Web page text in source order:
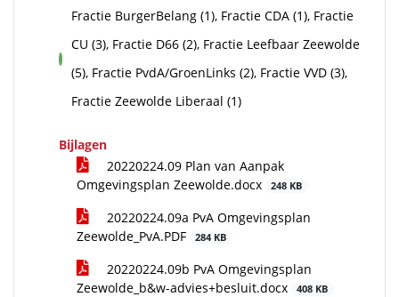
voor
Fractie BurgerBelang (1), Fractie CDA (1), Fractie
CU (3), Fractie D66 (2), Fractie Leefbaar Zeewolde
(5), Fractie PvdA/GroenLinks (2), Fractie VVD (3),
Fractie Zeewolde Liberaal (1)
Bijlagen
20220224.09 Plan van Aanpak
Omgevingsplan Zeewolde.docx
248 KB
20220224.09a PvA Omgevingsplan
Zeewolde_PvA.PDF
284 KB
20220224.09b PvA Omgevingsplan
Zeewolde_b&w-advies+besluit.docx
408 KB